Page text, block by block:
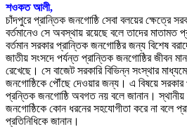
শওকত আলী,
চাঁদপুরে প্রান্তিক জনগোষ্ঠি সেবা বলয়ের ক্ষেত্রে
বর্তমানেও সে অবস্থায় রয়েছে বলে তাদের মাতামত
বর্তমান সরকার প্রান্তিক জনগোষ্ঠির জন্য বিশেষ
জাতীয় সংসদে পর্যন্ত প্রান্তিক জনগোষ্ঠির জীবন
রেখেছে। সে বাজেট সরকারি বিভিন্ন সংস্থার
জনগোষ্ঠিকে পৌঁছে দেওয়ার জন্য। এ বিষয়ে
প্রন্তিক জনগোষ্ঠি অবগত নয় বলে জানান। স্থানীয়
জনগোষ্ঠিকে কোন ধরনের সহযোগীতা করে না বলে
প্রতিনিধিকে জানান।